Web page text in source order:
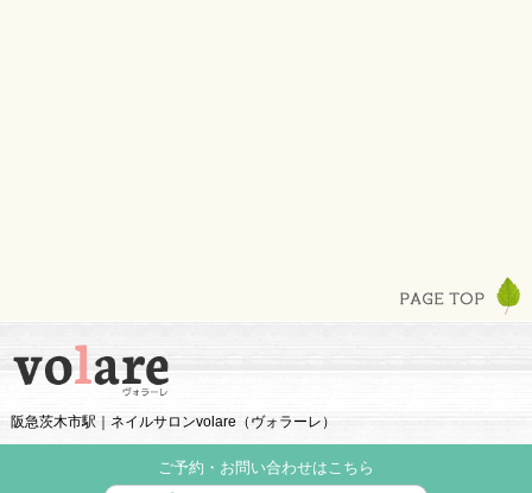
阪急茨木市駅｜ネイルサロンvolare（ヴォラーレ）
ご予約・お問い合わせはこちら